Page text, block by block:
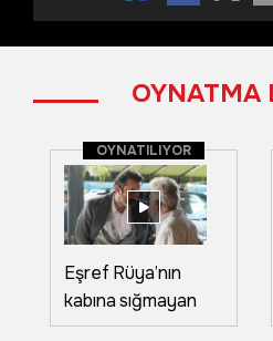
OYNATMA
OYNATILIYOR
Eşref Rüya’nın
kabına sığmayan
karakteri: İzleyici